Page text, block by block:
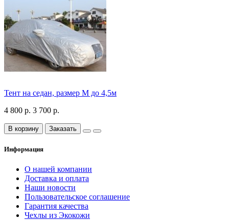
Тент на седан, размер М до 4,5м
4 800 р. 3 700 р.
В корзину Заказать
Информация
О нашей компании
Доставка и оплата
Наши новости
Пользовательское соглашение
Гарантия качества
Чехлы из Экокожи